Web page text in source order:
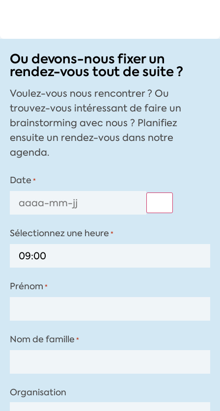
Ou devons-nous fixer un
rendez-vous tout de suite ?
Voulez-vous nous rencontrer ? Ou
trouvez-vous intéressant de faire un
brainstorming avec nous ? Planifiez
ensuite un rendez-vous dans notre
agenda.
Date *
Sélectionnez une heure *
Prénom *
Nom de famille *
Organisation